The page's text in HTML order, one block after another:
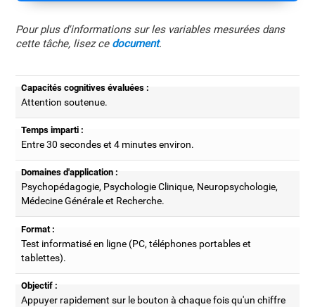
Pour plus d'informations sur les variables mesurées dans
cette tâche, lisez ce document.
Capacités cognitives évaluées :
Attention soutenue.
Temps imparti :
Entre 30 secondes et 4 minutes environ.
Domaines d'application :
Psychopédagogie, Psychologie Clinique, Neuropsychologie,
Médecine Générale et Recherche.
Format :
Test informatisé en ligne (PC, téléphones portables et
tablettes).
Objectif :
Appuyer rapidement sur le bouton à chaque fois qu'un chiffre